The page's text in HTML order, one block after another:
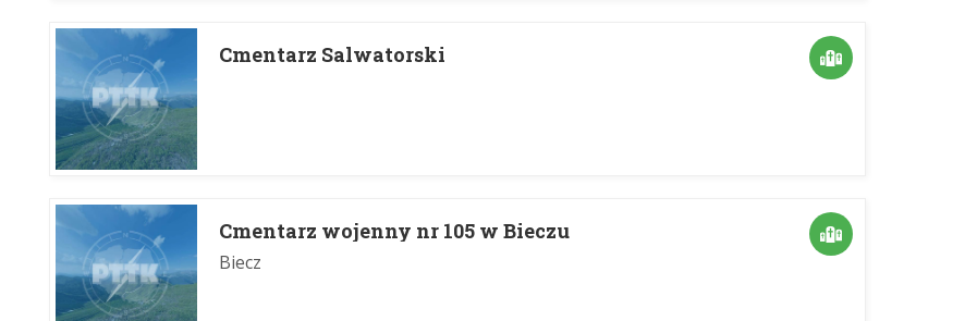
Cmentarz Salwatorski
Cmentarz wojenny nr 105 w Bieczu
Biecz